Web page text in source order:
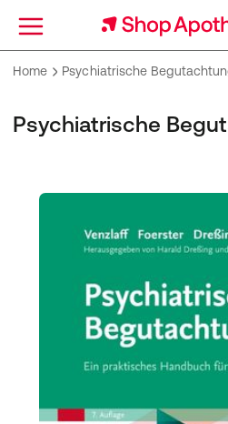
Menü
Home Psychiatrische
Psychiatrische